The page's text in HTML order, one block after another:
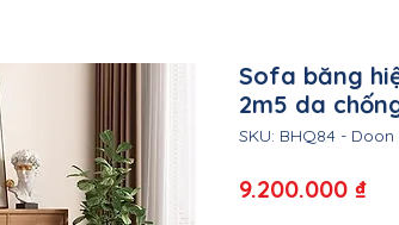
Sofa băng
2m5 da
SKU: BHQ84 - Doon
9.200.000 ₫Giá